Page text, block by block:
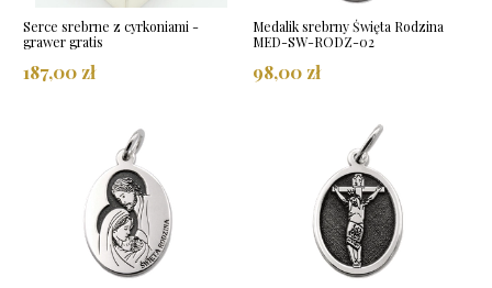
Serce srebrne z cyrkoniami -
grawer gratis
187,00 zł
Medalik srebrny Święta Rodzina
MED-SW-RODZ-02
98,00 zł